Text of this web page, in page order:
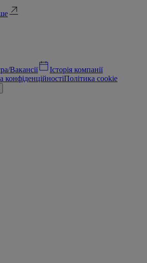
Вакансії
Історія компанії
конфіденційностіПолітика cookie